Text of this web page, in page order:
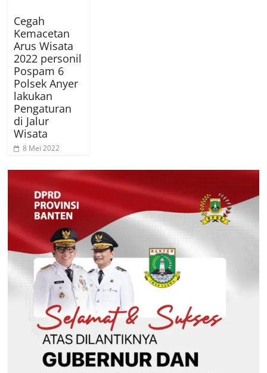
Cegah
Kemacetan
Arus Wisata
2022 personil
Pospam 6
Polsek Anyer
lakukan
Pengaturan
di Jalur
Wisata
8 Mei 2022